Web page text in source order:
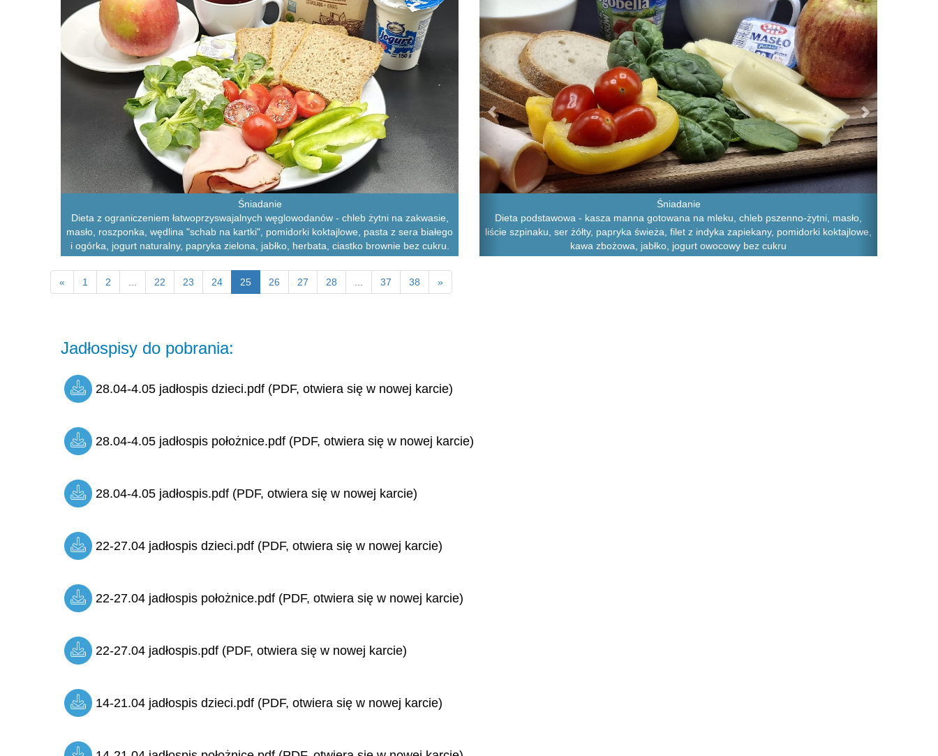
Śniadanie
Dieta z ograniczeniem łatwoprzyswajalnych węglowodanów - chleb żytni na zakwasie,
masło, roszponka, wędlina "schab na kartki", pomidorki koktajlowe, pasta z sera białego
i ogórka, jogurt naturalny, papryka zielona, jabłko, herbata, ciastko brownie bez cukru.
Śniadanie
Dieta podstawowa - kasza manna gotowana na mleku, chleb pszenno-żytni, masło,
liście szpinaku, ser żółty, papryka świeża, filet z indyka zapiekany, pomidorki koktajlowe,
kawa zbożowa, jabłko, jogurt owocowy bez cukru
« 1 2 22 23 24 25 26 27 28 37 38 »
Jadłospisy do pobrania:
28.04-4.05 jadłospis dzieci.pdf (PDF, otwiera się w nowej karcie)
28.04-4.05 jadłospis położnice.pdf (PDF, otwiera się w nowej karcie)
28.04-4.05 jadłospis.pdf (PDF, otwiera się w nowej karcie)
22-27.04 jadłospis dzieci.pdf (PDF, otwiera się w nowej karcie)
22-27.04 jadłospis położnice.pdf (PDF, otwiera się w nowej karcie)
22-27.04 jadłospis.pdf (PDF, otwiera się w nowej karcie)
14-21.04 jadłospis dzieci.pdf (PDF, otwiera się w nowej karcie)